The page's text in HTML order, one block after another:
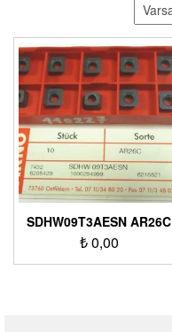
SDHW09T3AESN AR26C
₺0,00